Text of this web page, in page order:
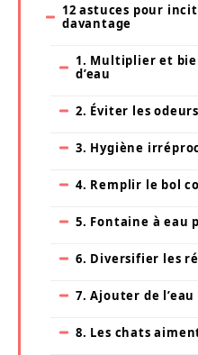
12 astuces pour
davantage
1. Multiplier et
d’eau
2. Éviter les
3. Hygiène
4. Remplir le bol
5. Fontaine à eau
6. Diversifier les
7. Ajouter de
8. Les chats